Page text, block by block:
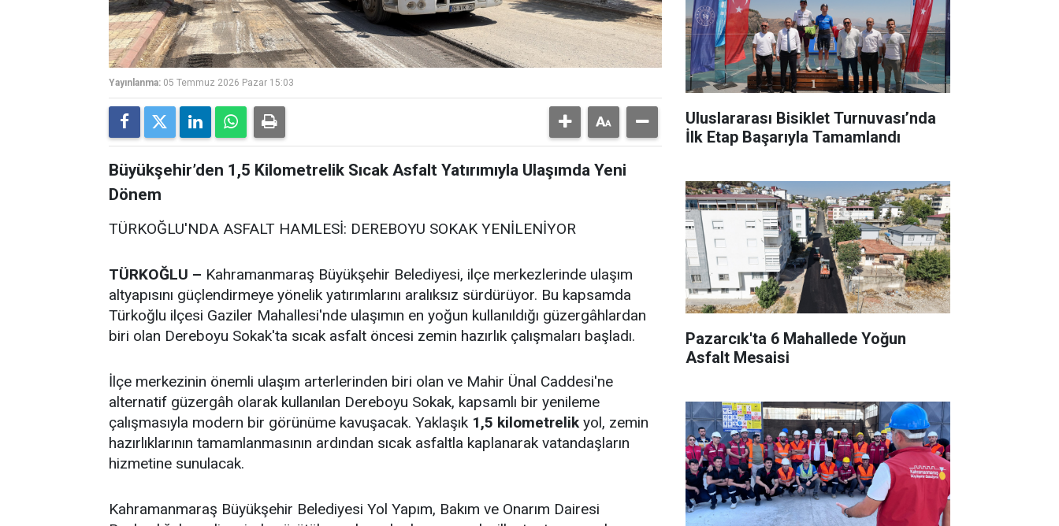
Yayınlanma: 05 Temmuz 2026 Pazar 15:03
Büyükşehir’den 1,5 Kilometrelik Sıcak Asfalt Yatırımıyla Ulaşımda Yeni
Dönem
TÜRKOĞLU'NDA ASFALT HAMLESİ: DEREBOYU SOKAK YENİLENİYOR
TÜRKOĞLU – Kahramanmaraş Büyükşehir Belediyesi, ilçe merkezlerinde ulaşım
altyapısını güçlendirmeye yönelik yatırımlarını aralıksız sürdürüyor. Bu kapsamda
Türkoğlu ilçesi Gaziler Mahallesi'nde ulaşımın en yoğun kullanıldığı güzergâhlardan
biri olan Dereboyu Sokak'ta sıcak asfalt öncesi zemin hazırlık çalışmaları başladı.
İlçe merkezinin önemli ulaşım arterlerinden biri olan ve Mahir Ünal Caddesi'ne
alternatif güzergâh olarak kullanılan Dereboyu Sokak, kapsamlı bir yenileme
çalışmasıyla modern bir görünüme kavuşacak. Yaklaşık 1,5 kilometrelikyol, zemin
hazırlıklarının tamamlanmasının ardından sıcak asfaltla kaplanarak vatandaşların
hizmetine sunulacak.
Kahramanmaraş Büyükşehir Belediyesi Yol Yapım, Bakım ve Onarım Dairesi
Uluslararası Bisiklet Turnuvası’nda
İlk Etap Başarıyla Tamamlandı
Pazarcık'ta 6 Mahallede Yoğun
Asfalt Mesaisi